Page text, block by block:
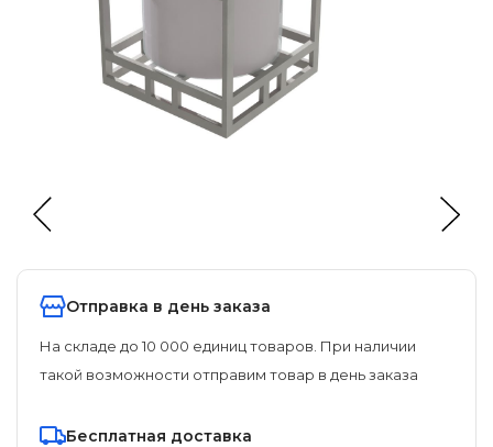
Отправка в день заказа
На складе до 10 000 единиц товаров. При наличии
такой возможности отправим товар в день заказа
Бесплатная доставка